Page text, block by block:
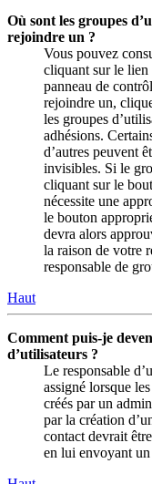
Où sont les groupes
rejoindre un ?
Vous pouvez
cliquant sur le lien
panneau de
rejoindre un,
les groupes
adhésions.
d’autres peuvent
invisibles. Si le
cliquant sur le
nécessite une
le bouton
devra alors
la raison de votre
responsable de
Haut
Comment puis-je
d’utilisateurs ?
Le responsable
assigné lorsque
créés par un
par la création
contact devrait
en lui envoyant un